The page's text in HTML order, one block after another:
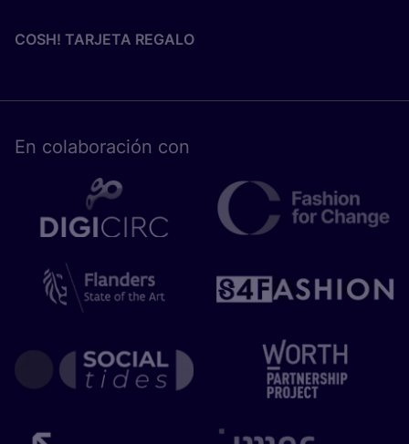
COSH! TARJETA REGALO
En cola­bo­ra­ción con